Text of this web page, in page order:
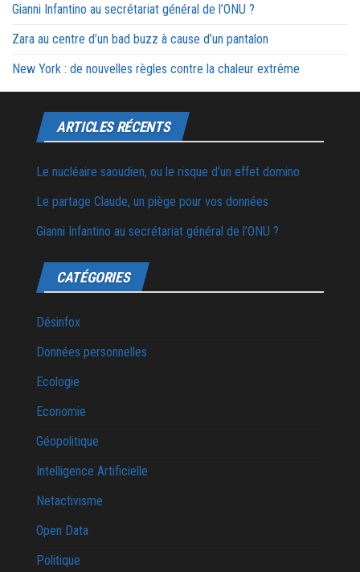
Gianni Infantino au secrétariat général de l’ONU ?
Zara au centre d’un bad buzz à cause d’un pantalon
New York : de nouvelles règles contre la chaleur extrême
ARTICLES RÉCENTS
Le nucléaire saoudien, ou le risque d’un effet domino
Le partage Claude, un piège pour vos données
Gianni Infantino au secrétariat général de l’ONU ?
CATÉGORIES
Désinfox
Données personnelles
Ecologie
Economie
Géopolitique
Intelligence Artificielle
Netactivisme
Open Data
Politique